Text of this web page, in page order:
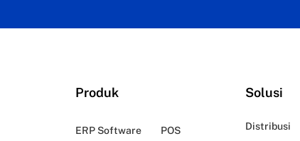
Produk
ERP Software
POS
Solusi
Distribusi